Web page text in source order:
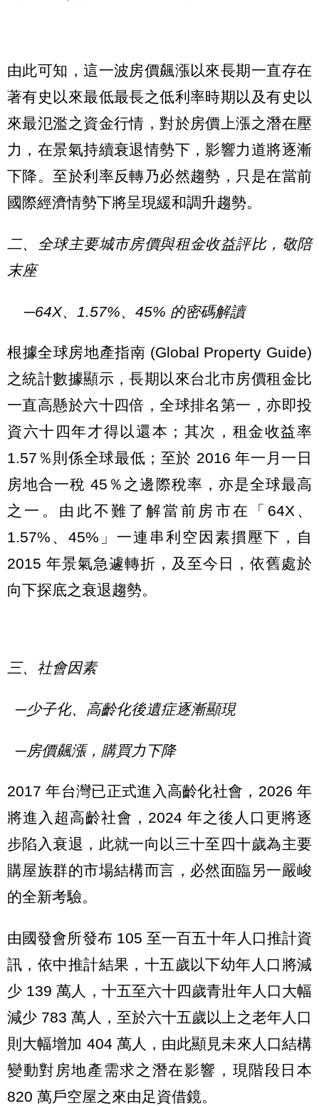
由此可知，這一波房價飆漲以來長期一直存在
著有史以來最低最長之低利率時期以及有史以
來最氾濫之資金行情，對於房價上漲之潛在壓
力，在景氣持續衰退情勢下，影響力道將逐漸
下降。至於利率反轉乃必然趨勢，只是在當前
國際經濟情勢下將呈現緩和調升趨勢。
二、全球主要城市房價與租金收益評比，敬陪
末座
─64X、1.57%、45% 的密碼解讀
根據全球房地產指南 (Global Property Guide)
之統計數據顯示，長期以來台北市房價租金比
一直高懸於六十四倍，全球排名第一，亦即投
資六十四年才得以還本；其次，租金收益率
1.57％則係全球最低；至於 2016 年一月一日
房地合一稅 45％之邊際稅率，亦是全球最高
之一。由此不難了解當前房市在「64X、
1.57%、45%」一連串利空因素摜壓下，自
2015 年景氣急遽轉折，及至今日，依舊處於
向下探底之衰退趨勢。
三、社會因素
─少子化、高齡化後遺症逐漸顯現
─房價飆漲，購買力下降
2017 年台灣已正式進入高齡化社會，2026 年
將進入超高齡社會，2024 年之後人口更將逐
步陷入衰退，此就一向以三十至四十歲為主要
購屋族群的市場結構而言，必然面臨另一嚴峻
的全新考驗。
由國發會所發布 105 至一百五十年人口推計資
訊，依中推計結果，十五歲以下幼年人口將減
少 139 萬人，十五至六十四歲青壯年人口大幅
減少 783 萬人，至於六十五歲以上之老年人口
則大幅增加 404 萬人，由此顯見未來人口結構
變動對房地產需求之潛在影響，現階段日本
820 萬戶空屋之來由足資借鏡。